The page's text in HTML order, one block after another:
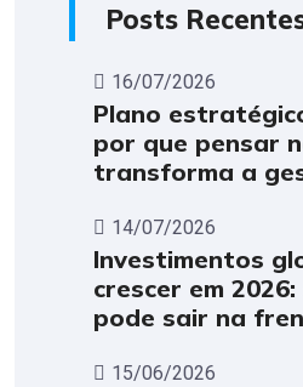
Posts
16/07/2026
Plano
por que pensar
transforma a
14/07/2026
Investimentos
crescer em
pode sair na
15/06/2026